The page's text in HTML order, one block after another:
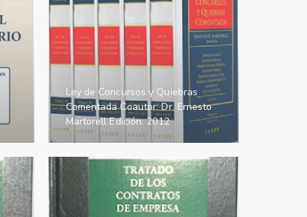
Ley de Concursos y Quiebras
Comentada Coautor: Dr. Ernesto
Martorell Edición: 2012